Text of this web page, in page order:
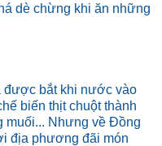
dè chừng khi ăn những
được bắt khi nước vào
biến thịt chuột thành
muối... Nhưng về Đồng
địa phương đãi món